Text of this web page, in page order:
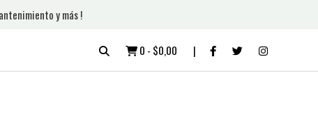
y más !
0 - $0,00